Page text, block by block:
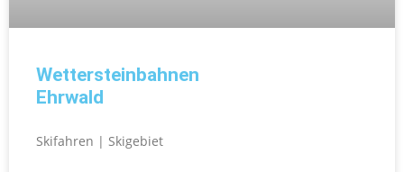
Wettersteinbahnen
Ehrwald
Skifahren | Skigebiet